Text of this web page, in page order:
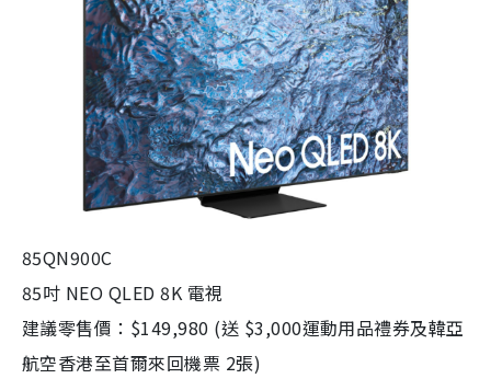
85QN900C
85吋 NEO QLED 8K 電視
建議零售價：$149,980 (送 $3,000運動用品禮券及韓亞
航空香港至首爾來回機票 2張)